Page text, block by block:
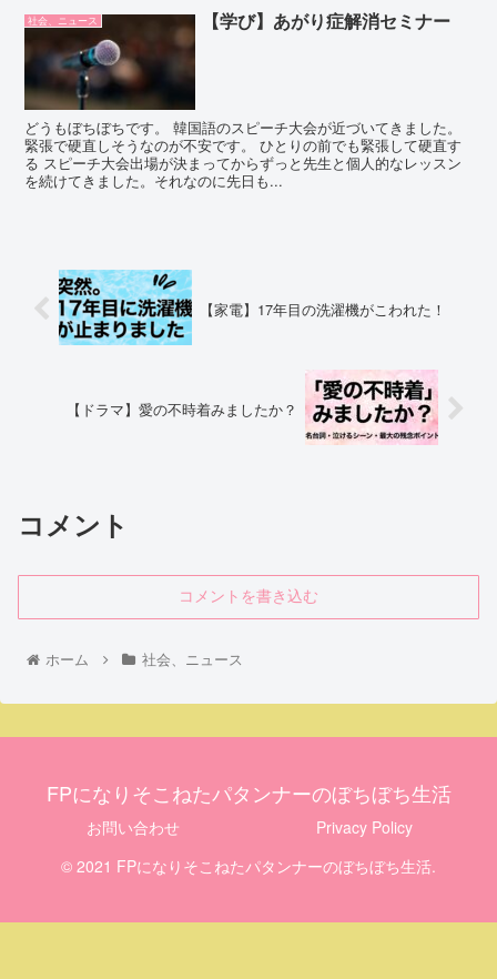
社会、ニュース 【学び】あがり症解消セミナー
どうもぼちぼちです。 韓国語のスピーチ大会が近づいてきました。
緊張で硬直しそうなのが不安です。 ひとりの前でも緊張して硬直す
る スピーチ大会出場が決まってからずっと先生と個人的なレッスン
を続けてきました。それなのに先日も...
【家電】17年目の洗濯機がこわれた！
【ドラマ】愛の不時着みましたか？
コメント
コメントを書き込む
ホーム 社会、ニュース
FPになりそこねたパタンナーのぼちぼち生活
お問い合わせ
Privacy Policy
© 2021 FPになりそこねたパタンナーのぼちぼち生活.